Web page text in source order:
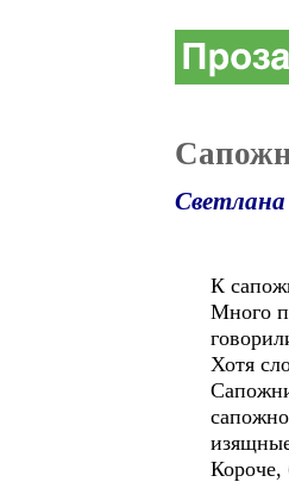
Светлана
К
Много
Хотя
Короче,